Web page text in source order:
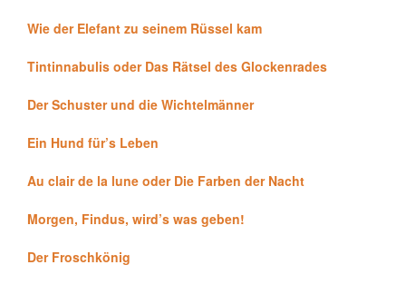
Wie der Elefant zu seinem Rüssel kam
Tintinnabulis oder Das Rätsel des Glockenrades
Der Schuster und die Wichtelmänner
Ein Hund für’s Leben
Au clair de la lune oder Die Farben der Nacht
Morgen, Findus, wird’s was geben!
Der Froschkönig